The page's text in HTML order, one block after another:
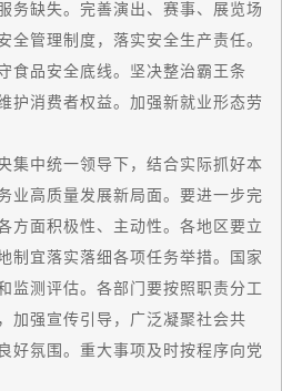
务缺失。完善演出、赛事、展览场
全管理制度，落实安全生产责任。
食品安全底线。坚决整治霸王条
护消费者权益。加强新就业形态劳
中统一领导下，结合实际抓好本
业高质量发展新局面。要进一步完
方面积极性、主动性。各地区要立
制宜落实落细各项任务举措。
国家
监测评估。各部门要按照职责分工
加强宣传引导，广泛凝聚社会共
好氛围。重大事项及时按程序向党